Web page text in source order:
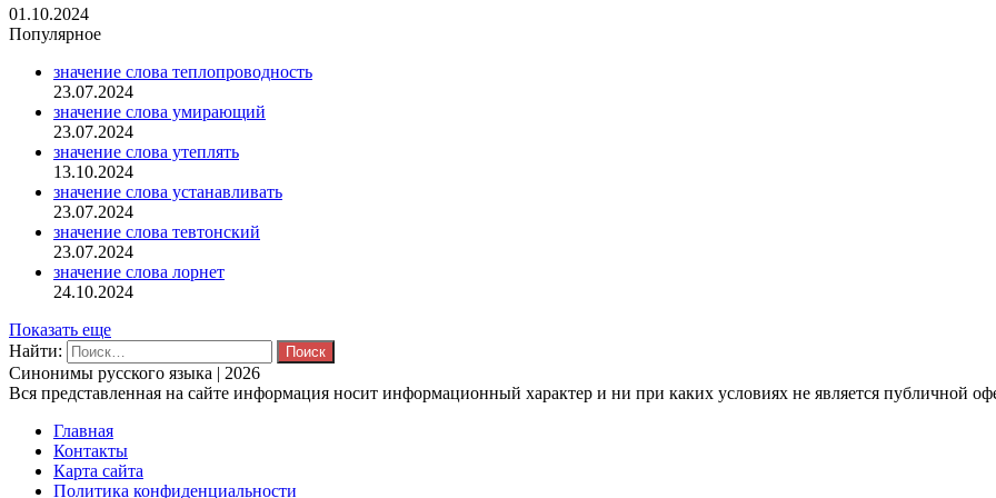
01.10.2024
Популярное
значение слова теплопроводность
23.07.2024
значение слова умирающий
23.07.2024
значение слова утеплять
13.10.2024
значение слова устанавливать
23.07.2024
значение слова тевтонский
23.07.2024
значение слова лорнет
24.10.2024
Показать еще
Найти:
Синонимы русского языка | 2026
Вся представленная на сайте информация носит информационный характер и ни при каких условиях не является публичной
Главная
Контакты
Карта сайта
Политика конфиденциальности